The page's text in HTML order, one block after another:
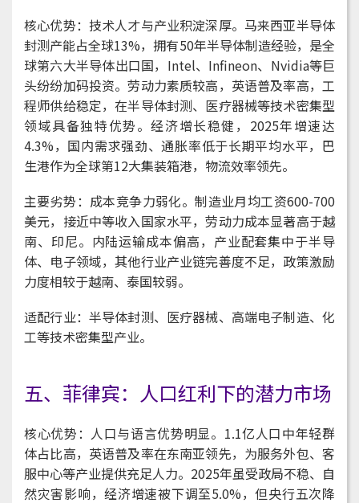
核心优势：技术人才与产业积淀深厚。马来西亚半导体
封测产能占全球13%，拥有50年半导体制造经验，是全
球第六大半导体出口国，Intel、Infineon、Nvidia等巨
头纷纷加码投资。劳动力素质较高，英语普及率高，工
程师供给稳定，在半导体封测、医疗器械等技术密集型
领域具备独特优势。经济增长稳健，2025年增速达
4.3%，国内需求强劲、通胀率低于长期平均水平，巴
生港作为全球第12大集装箱港，物流效率领先。
主要劣势：成本竞争力弱化。制造业月均工资600-700
美元，接近中等收入国家水平，劳动力成本显著高于越
南、印尼。内陆运输成本偏高，产业配套集中于半导
体、电子领域，其他行业产业链完善度不足，政策激励
力度相较于越南、泰国较弱。
适配行业：半导体封测、医疗器械、高端电子制造、化
工等技术密集型产业。
五、菲律宾：人口红利下的潜力市场
核心优势：人口与语言优势明显。1.1亿人口中年轻群
体占比高，英语普及率在东南亚领先，为服务外包、客
服中心等产业提供充足人力。2025年虽受政局不稳、自
然灾害影响，经济增速被下调至5.0%，但央行五次降